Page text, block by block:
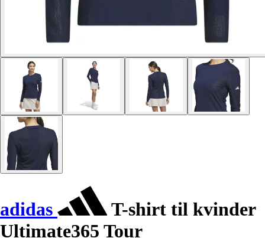
adidas
T-shirt til kvinder
Ultimate365 Tour